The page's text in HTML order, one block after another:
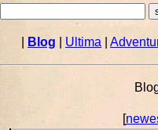
Blog Ultima
[